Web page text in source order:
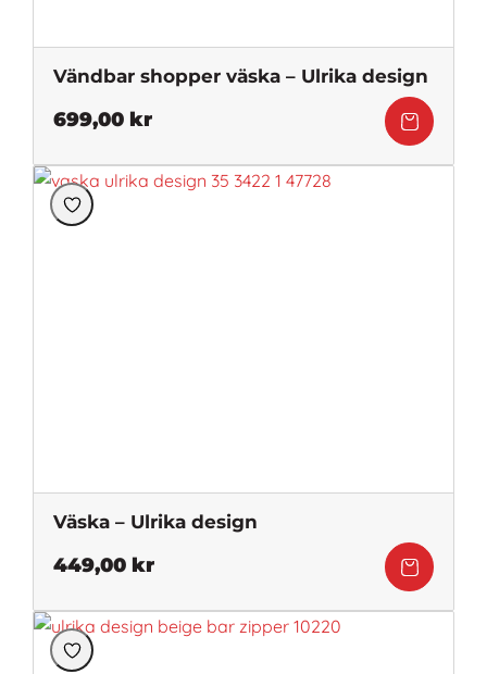
Vändbar shopper väska – Ulrika design
699,00 kr
Väska – Ulrika design
449,00 kr